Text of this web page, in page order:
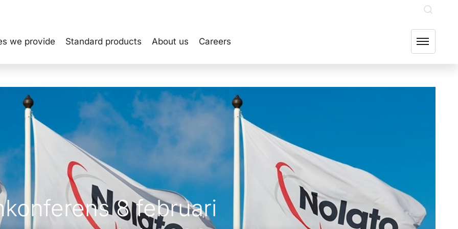
we provide Standard products About us Careers
8 februari